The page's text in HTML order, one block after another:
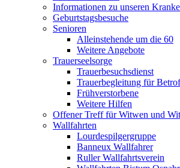
Informationen zu unseren
Geburtstagsbesuche
Senioren
Alleinstehende um die 60
Weitere Angebote
Trauerseelsorge
Trauerbesuchsdienst
Trauerbegleitung für
Frühverstorbene
Weitere Hilfen
Offener Treff für Witwen und
Wallfahrten
Lourdespilgergruppe
Banneux Wallfahrer
Ruller Wallfahrtsverein